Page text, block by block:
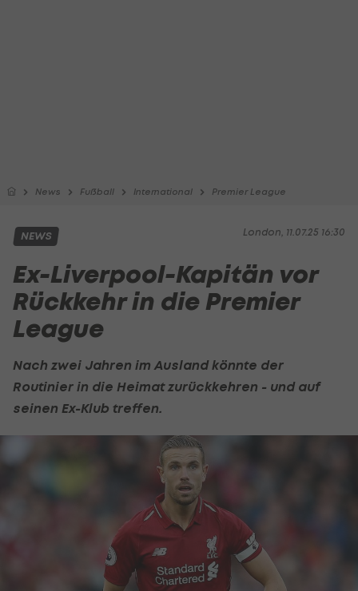
News Fußball International Premier League
London, 11.07.25 16:30
NEWS
Ex-Liverpool-Kapitän vor
Rückkehr in die Premier
League
Nach zwei Jahren im Ausland könnte der
Routinier in die Heimat zurückkehren - und auf
seinen Ex-Klub treffen.